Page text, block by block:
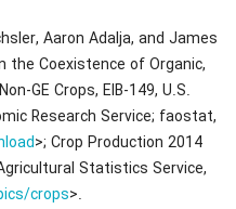
Aaron Adalja, and James
the Coexistence of Organic,
GE Crops, EIB-149, U.S.
Research Service; faostat,
>; Crop Production 2014
Statistics Service,
crops>.